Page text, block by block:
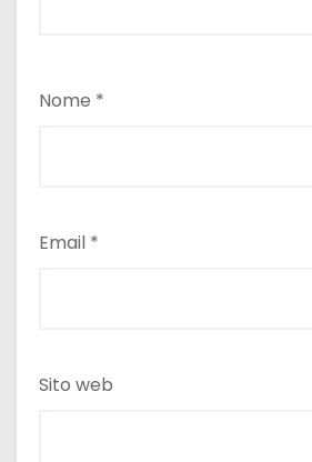
Nome *
Email *
Sito web